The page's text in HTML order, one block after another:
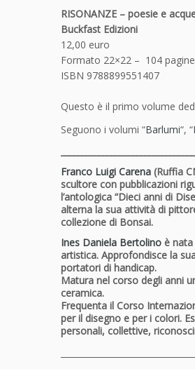
RISONANZE – poesie e
Buckfast Edizioni
12,00 euro
Formato 22×22 – 104 pagine
ISBN 9788899551407
Questo è il primo volume
Seguono i volumi “Barlumi“, “
Franco Luigi Carena (Ruffia
scultore con pubblicazioni
l’antologica “Dieci anni di
alterna la sua attività di
collezione di Bonsai.
Ines Daniela Bertolino è
artistica. Approfondisce la
portatori di handicap.
Matura nel corso degli anni
ceramica.
Frequenta il Corso
per il disegno e per i colori.
personali, collettive,